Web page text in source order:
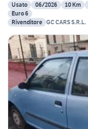
Usato
06/2026 10 Km
Euro 6
Rivenditore GC CARS S.R.L.